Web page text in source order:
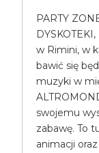
PARTY
w Rimini, w
bawić się
muzyki w
swojemu
zabawę. To
animacji